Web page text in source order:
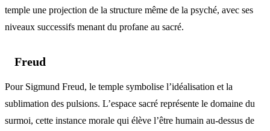
temple une projection de la structure même de la psyché, avec ses
niveaux successifs menant du profane au sacré.
Freud
Pour Sigmund Freud, le temple symbolise l’idéalisation et la
sublimation des pulsions. L’espace sacré représente le domaine du
surmoi, cette instance morale qui élève l’être humain au-dessus de